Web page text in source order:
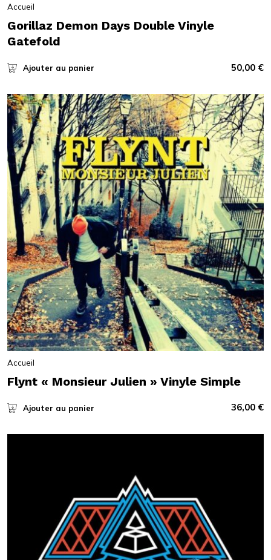
Accueil
Gorillaz Demon Days Double Vinyle
Gatefold
Ajouter au panier 50,00 €
Accueil
Flynt « Monsieur Julien » Vinyle Simple
Ajouter au panier 36,00 €